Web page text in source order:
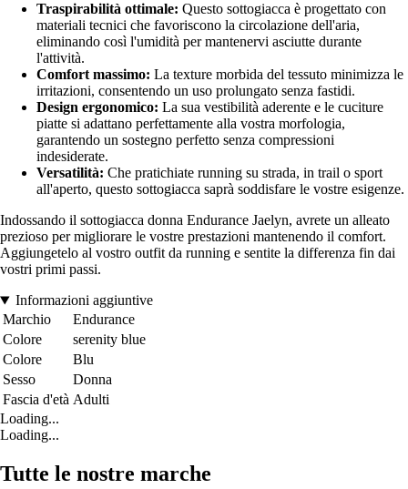
Traspirabilità ottimale: Questo sottogiacca è progettato con
materiali tecnici che favoriscono la circolazione dell'aria,
eliminando così l'umidità per mantenervi asciutte durante
l'attività.
Comfort massimo: La texture morbida del tessuto minimizza le
irritazioni, consentendo un uso prolungato senza fastidi.
Design ergonomico: La sua vestibilità aderente e le cuciture
piatte si adattano perfettamente alla vostra morfologia,
garantendo un sostegno perfetto senza compressioni
indesiderate.
Versatilità: Che pratichiate running su strada, in trail o sport
all'aperto, questo sottogiacca saprà soddisfare le vostre esigenze.
Indossando il sottogiacca donna Endurance Jaelyn, avrete un alleato
prezioso per migliorare le vostre prestazioni mantenendo il comfort.
Aggiungetelo al vostro outfit da running e sentite la differenza fin dai
vostri primi passi.
Informazioni aggiuntive
Marchio
Endurance
Colore
serenity blue
Colore
Blu
Sesso
Donna
Fascia d'età Adulti
Loading...
Loading...
Tutte le nostre marche